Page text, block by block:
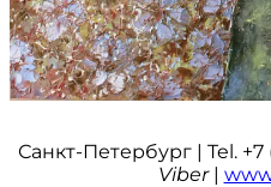
Санкт-Петербург | Tel. +7
Viber|